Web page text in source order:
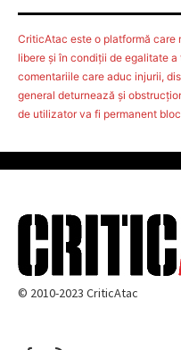
CriticAtac este o platformă care
libere şi în condiţii de egalitate
comentariile care aduc injurii,
general deturnează şi
de utilizator va fi permanent
© 2010-2023 CriticAtac